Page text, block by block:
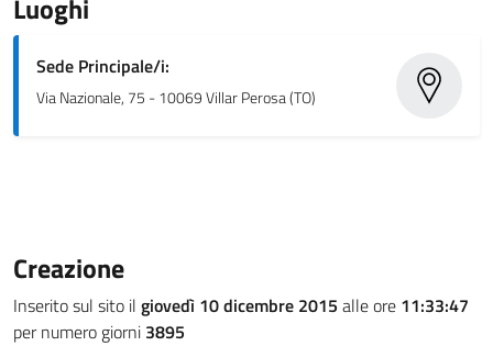
Luoghi
Sede Principale/i:
Via Nazionale, 75 - 10069 Villar Perosa (TO)
Creazione
Inserito sul sito il giovedì 10 dicembre 2015 alle ore 11:33:47
per numero giorni 3895